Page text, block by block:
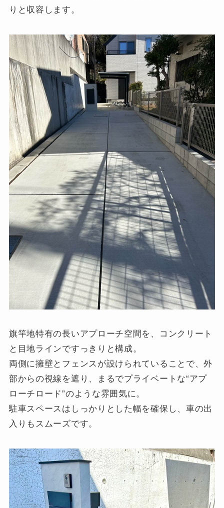
りと収容します。
旗竿地特有の長いアプローチ空間を、コンクリート
と目地ラインですっきりと構成。
両側に擁壁とフェンスが設けられていることで、外
部からの視線を遮り、まるでプライベートな“アプ
ローチロード”のような雰囲気に。
駐車スペースはしっかりとした幅を確保し、車の出
入りもスムーズです。